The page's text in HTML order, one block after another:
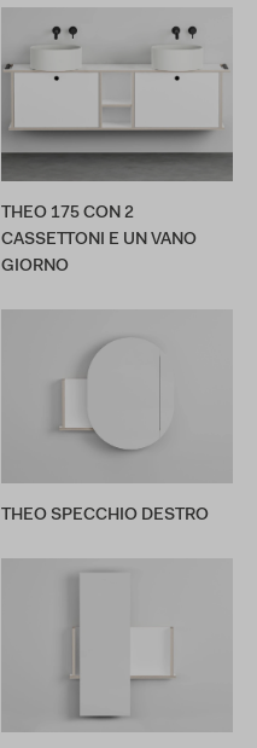
THEO 175 CON 2
CASSETTONI E UN VANO
GIORNO
THEO SPECCHIO DESTRO